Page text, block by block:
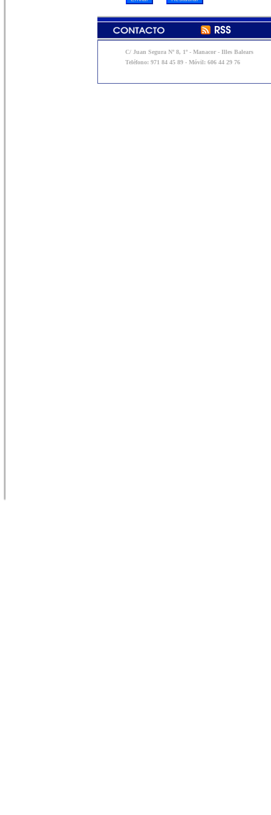
C/ Juan Segura Nº 8, 1º - Manacor - Illes Balears
Teléfono: 971 84 45 89 - Móvil: 606 44 29 76